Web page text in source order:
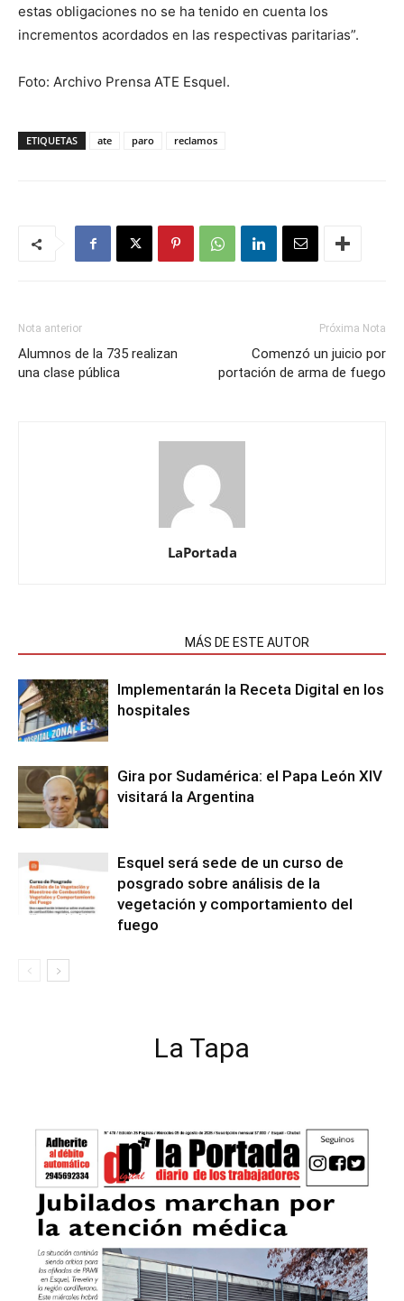
estas obligaciones no se ha tenido en cuenta los
incrementos acordados en las respectivas paritarias”.
Foto: Archivo Prensa ATE Esquel.
ETIQUETAS ate paro reclamos
Nota anterior
Alumnos de la 735 realizan
una clase pública
Próxima Nota
Comenzó un juicio por
portación de arma de fuego
LaPortada
MÁS DE ESTE AUTOR
Implementarán la Receta Digital en los
hospitales
Gira por Sudamérica: el Papa León XIV
visitará la Argentina
Esquel será sede de un curso de
posgrado sobre análisis de la
vegetación y comportamiento del
fuego
La Tapa